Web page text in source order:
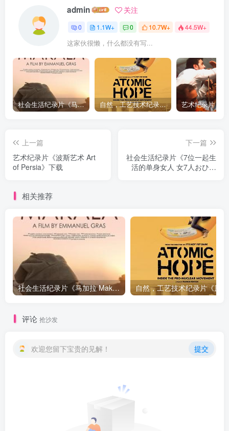
admin 关注
0 1.1W+ 0 10.7W+ 44.5W+
这家伙很懒，什么都没有写...
社会生活纪录片《马加拉 Makala》下载 自然，工艺技术纪录片《原子能的希望 Atomic Hope – Inside the Pro-Nuclear Movement》下载
上一篇
艺术纪录片《波斯艺术 Art
of Persia》下载
下一篇
社会生活纪录片《7位一起生
活的单身女人 女7人おひと
相关推荐
社会生活纪录片《马加拉 Makala》下载
评论 抢沙发
欢迎您留下宝贵的见解！ 提交